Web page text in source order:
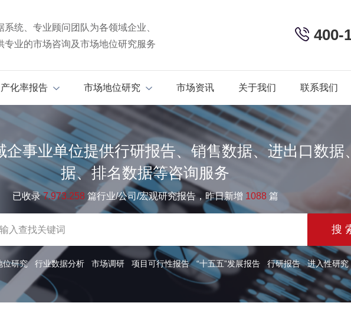
系统、专业顾问团队为各领域企业、
专业的市场咨询及市场地位研究服务
400-
化率报告 市场地位研究 市场资讯 关于我们 联系我们
事业单位提供行研报告、销售数据、进出口数据
据、排名数据等咨询服务
已收录7.973.258 篇行业/公司/宏观研究报告，昨日新增 1088 篇
位研究 行业数据分析 市场调研 项目可行性报告 “十五五”发展报告 行研报告 进入性研究